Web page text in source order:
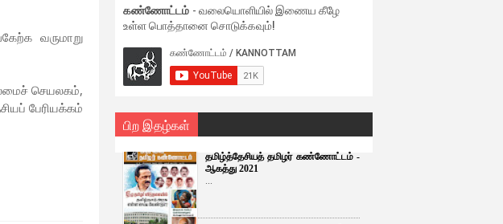
வருமாறு
செயலகம்,
பேரியக்கம்
கண்ணோட்டம் - வலையொளியில் இணைய கீழே
உள்ள பொத்தானை சொடுக்கவும்!
பிற இதழ்கள்
தமிழ்த்தேசியத் தமிழர் கண்ணோட்டம் -
ஆகத்து 2021
...